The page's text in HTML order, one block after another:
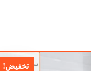
تخفيض!